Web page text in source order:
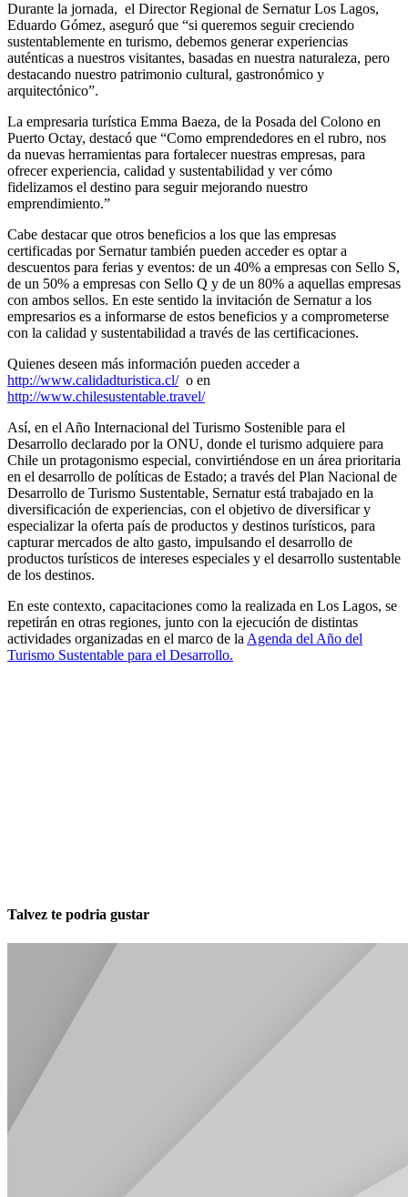
Durante la jornada, el Director Regional de Sernatur Los Lagos,
Eduardo Gómez, aseguró que “si queremos seguir creciendo
sustentablemente en turismo, debemos generar experiencias
auténticas a nuestros visitantes, basadas en nuestra naturaleza, pero
destacando nuestro patrimonio cultural, gastronómico y
arquitectónico”.
La empresaria turística Emma Baeza, de la Posada del Colono en
Puerto Octay, destacó que “Como emprendedores en el rubro, nos
da nuevas herramientas para fortalecer nuestras empresas, para
ofrecer experiencia, calidad y sustentabilidad y ver cómo
fidelizamos el destino para seguir mejorando nuestro
emprendimiento.”
Cabe destacar que otros beneficios a los que las empresas
certificadas por Sernatur también pueden acceder es optar a
descuentos para ferias y eventos: de un 40% a empresas con Sello S,
de un 50% a empresas con Sello Q y de un 80% a aquellas empresas
con ambos sellos. En este sentido la invitación de Sernatur a los
empresarios es a informarse de estos beneficios y a comprometerse
con la calidad y sustentabilidad a través de las certificaciones.
Quienes deseen más información pueden acceder a
http://www.calidadturistica.cl/o en
http://www.chilesustentable.travel/
Así, en el Año Internacional del Turismo Sostenible para el
Desarrollo declarado por la ONU, donde el turismo adquiere para
Chile un protagonismo especial, convirtiéndose en un área prioritaria
en el desarrollo de políticas de Estado; a través del Plan Nacional de
Desarrollo de Turismo Sustentable, Sernatur está trabajado en la
diversificación de experiencias, con el objetivo de diversificar y
especializar la oferta país de productos y destinos turísticos, para
capturar mercados de alto gasto, impulsando el desarrollo de
productos turísticos de intereses especiales y el desarrollo sustentable
de los destinos.
En este contexto, capacitaciones como la realizada en Los Lagos, se
repetirán en otras regiones, junto con la ejecución de distintas
actividades organizadas en el marco de la Agenda del Año del
Turismo Sustentable para el Desarrollo.
Talvez te podria gustar